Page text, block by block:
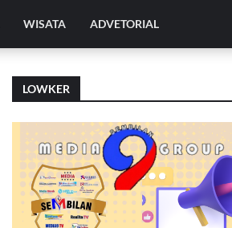
WISATA ADVETORIAL
LOWKER